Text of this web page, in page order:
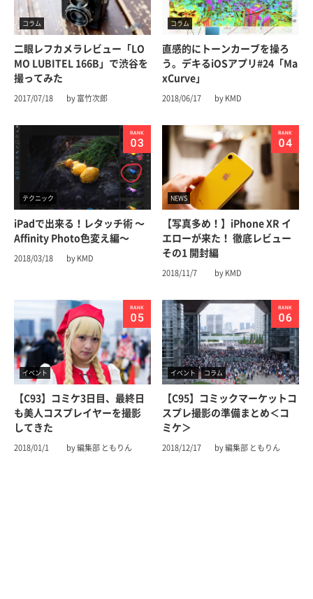
コラム
二眼レフカメラレビュー「LO
MO LUBITEL 166B」で渋谷を
撮ってみた
2017/07/18 by 富竹次郎
コラム
直感的にトーンカーブを操ろ
う。デキるiOSアプリ#24「Ma
xCurve」
2018/06/17 by KMD
テクニック
iPadで出来る！レタッチ術 〜
Affinity Photo色変え編〜
2018/03/18 by KMD
NEWS
【写真多め！】iPhone XR イ
エローが来た！ 徹底レビュー
その1 開封編
2018/11/7 by KMD
イベント
【C93】コミケ3日目、最終日
も美人コスプレイヤーを撮影
してきた
2018/01/1 by 編集部 ともりん
イベント コラム
【C95】コミックマーケットコ
スプレ撮影の準備まとめ＜コ
ミケ＞
2018/12/17 by 編集部 ともりん